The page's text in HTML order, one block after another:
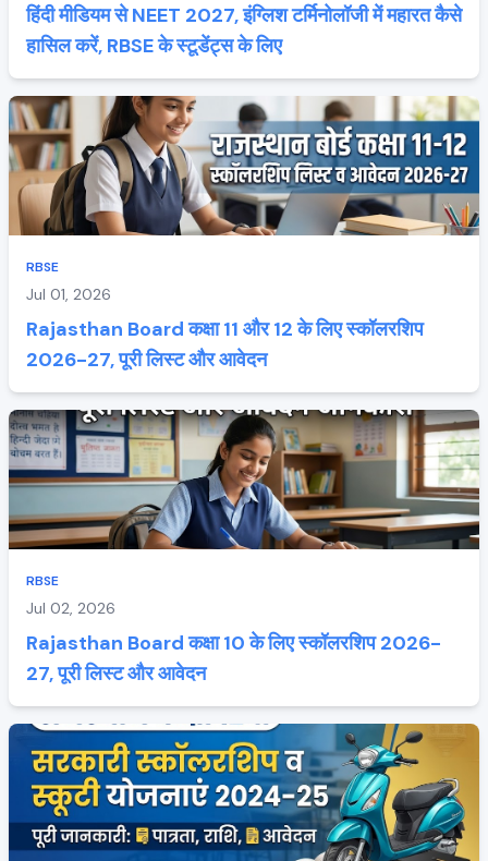
हिंदी मीडियम से NEET 2027, इंग्लिश टर्मिनोलॉजी में महारत कैसे
हासिल करें, RBSE के स्टूडेंट्स के लिए
RBSE
Jul 01, 2026
Rajasthan Board कक्षा 11 और 12 के लिए स्कॉलरशिप
2026-27, पूरी लिस्ट और आवेदन
RBSE
Jul 02, 2026
Rajasthan Board कक्षा 10 के लिए स्कॉलरशिप 2026-
27, पूरी लिस्ट और आवेदन